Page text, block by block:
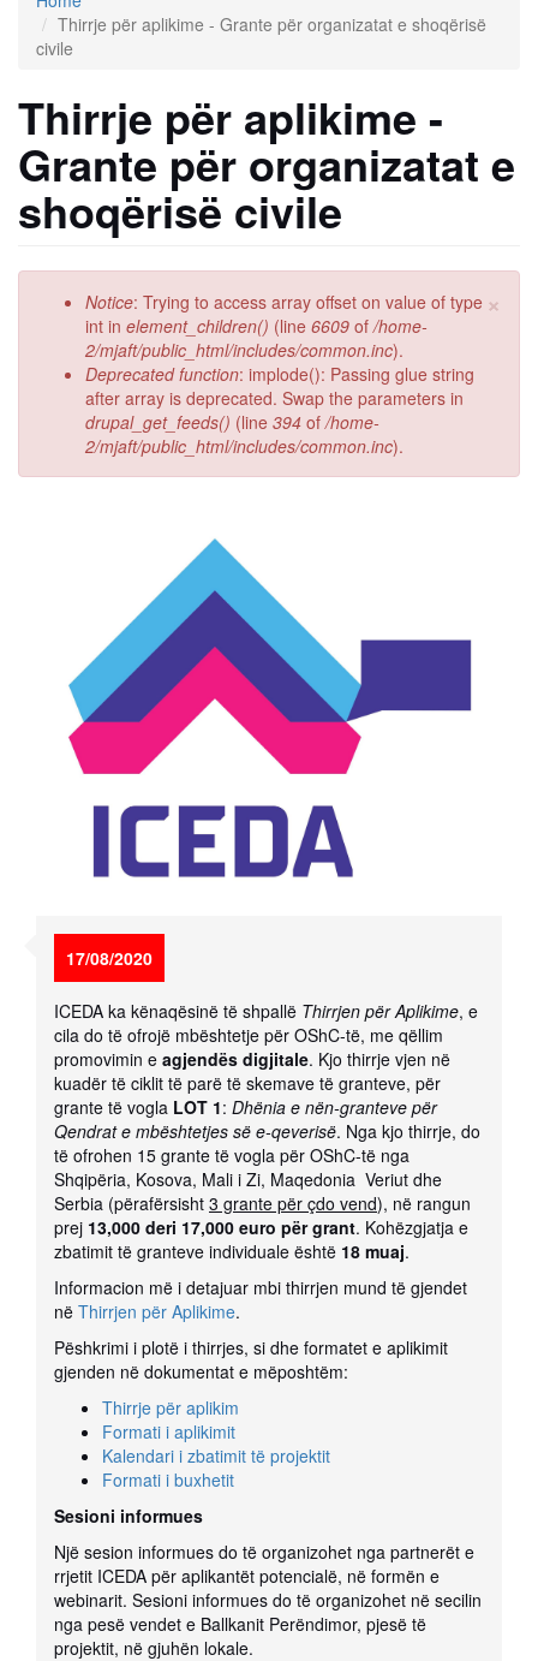
Thirrje për aplikime - Grante për organizatat e shoqërisë
civile
Thirrje për aplikime -
Grante për organizatat e
shoqërisë civile
×
Error
message
Notice: Trying to access array offset on value of type
int in element_children() (line 6609 of/home-
2/mjaft/public_html/includes/common.inc).
Deprecated function: implode(): Passing glue string
after array is deprecated. Swap the parameters in
drupal_get_feeds() (line 394 of/home-
2/mjaft/public_html/includes/common.inc).
17/08/2020
ICEDA ka kënaqësinë të shpallë Thirrjen për Aplikime, e
cila do të ofrojë mbështetje për OShC-të, me qëllim
promovimin e agjendës digjitale. Kjo thirrje vjen në
kuadër të ciklit të parë të skemave të granteve, për
grante të vogla LOT 1: Dhënia e nën-granteve për
Qendrat e mbështetjes së e-qeverisë. Nga kjo thirrje, do
të ofrohen 15 grante të vogla për OShC-të nga
Shqipëria, Kosova, Mali i Zi, Maqedonia Veriut dhe
Serbia (përafërsisht 3 grante për çdo vend), në rangun
prej 13,000 deri 17,000 euro për grant. Kohëzgjatja e
zbatimit të granteve individuale është 18 muaj.
Informacion më i detajuar mbi thirrjen mund të gjendet
në Thirrjen për Aplikime.
Pëshkrimi i plotë i thirrjes, si dhe formatet e aplikimit
gjenden në dokumentat e mëposhtëm:
Thirrje për aplikim
Formati i aplikimit
Kalendari i zbatimit të projektit
Formati i buxhetit
Sesioni informues
Një sesion informues do të organizohet nga partnerët e
rrjetit ICEDA për aplikantët potencialë, në formën e
webinarit. Sesioni informues do të organizohet në secilin
nga pesë vendet e Ballkanit Perëndimor, pjesë të
projektit, në gjuhën lokale.